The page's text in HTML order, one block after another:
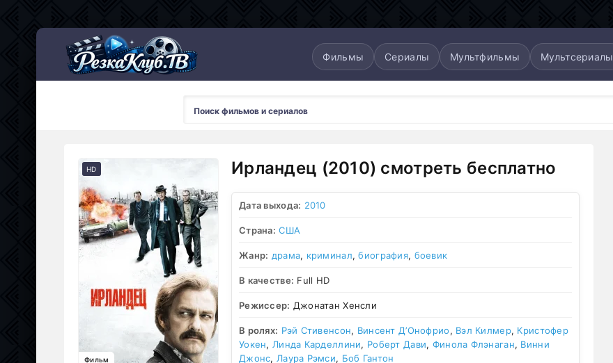
Фильмы Сериалы Мультфильмы Мультсериалы
HD
Фильм
Ирландец (2010) смотреть бесплатно
Дата выхода: 2010
Страна: США
Жанр: драма, криминал,биография, боевик
В качестве: Full HD
Режиссер: Джонатан Хенсли
В ролях: Рэй Стивенсон, Винсент Д’Онофрио, Вэл Килмер, Кристофер
Уокен, Линда Карделлини, Роберт Дави, Финола Флэнаган, Винни
Джонс, Лаура Рэмси, Боб Гантон
Мультсериалы